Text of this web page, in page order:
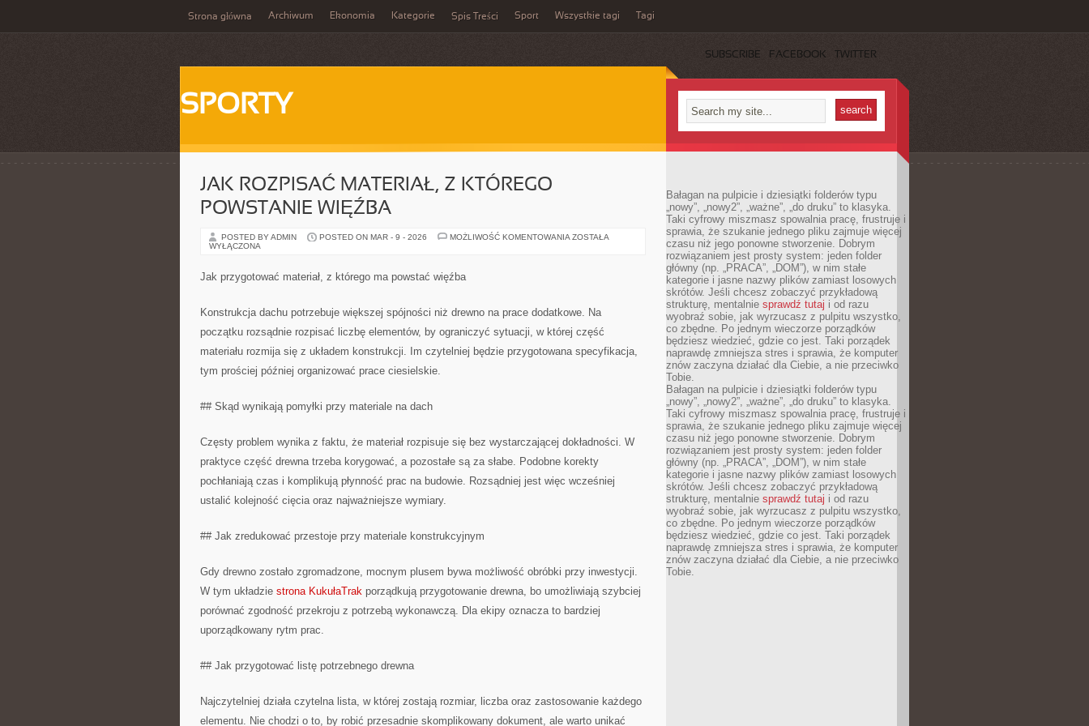
Strona główna Archiwum Ekonomia Kategorie Spis Treści Sport Wszystkie tagi Tagi
SUBSCRIBE FACEBOOK TWITTER
SPORTY
JAK ROZPISAĆ MATERIAŁ, Z KTÓREGO
POWSTANIE WIĘŹBA
POSTED BY ADMIN POSTED ON MAR - 9 - 2026 MOŻLIWOŚĆ KOMENTOWANIA JAK
ZOSTAŁA
WYŁĄCZONA
Jak przygotować materiał, z którego ma powstać więźba
Konstrukcja dachu potrzebuje większej spójności niż drewno na prace dodatkowe. Na
początku rozsądnie rozpisać liczbę elementów, by ograniczyć sytuacji, w której część
materiału rozmija się z układem konstrukcji. Im czytelniej będzie przygotowana specyfikacja,
tym prościej później organizować prace ciesielskie.
## Skąd wynikają pomyłki przy materiale na dach
Częsty problem wynika z faktu, że materiał rozpisuje się bez wystarczającej dokładności. W
praktyce część drewna trzeba korygować, a pozostałe są za słabe. Podobne korekty
pochłaniają czas i komplikują płynność prac na budowie. Rozsądniej jest więc wcześniej
ustalić kolejność cięcia oraz najważniejsze wymiary.
## Jak zredukować przestoje przy materiale konstrukcyjnym
Gdy drewno zostało zgromadzone, mocnym plusem bywa możliwość obróbki przy inwestycji.
W tym układzie strona KukułaTrak porządkują przygotowanie drewna, bo umożliwiają szybciej
porównać zgodność przekroju z potrzebą wykonawczą. Dla ekipy oznacza to bardziej
uporządkowany rytm prac.
## Jak przygotować listę potrzebnego drewna
Najczytelniej działa czytelna lista, w której zostają rozmiar, liczba oraz zastosowanie każdego
elementu. Nie chodzi o to, by robić przesadnie skomplikowany dokument, ale warto unikać
Bałagan na pulpicie i dziesiątki folderów typu
„nowy”, „nowy2”, „ważne”, „do druku” to klasyka.
Taki cyfrowy miszmasz spowalnia pracę, frustruje i
sprawia, że szukanie jednego pliku zajmuje więcej
czasu niż jego ponowne stworzenie. Dobrym
rozwiązaniem jest prosty system: jeden folder
główny (np. „PRACA”, „DOM”), w nim stałe
kategorie i jasne nazwy plików zamiast losowych
skrótów. Jeśli chcesz zobaczyć przykładową
strukturę, mentalnie sprawdź tutaj i od razu
wyobraź sobie, jak wyrzucasz z pulpitu wszystko,
co zbędne. Po jednym wieczorze porządków
będziesz wiedzieć, gdzie co jest. Taki porządek
naprawdę zmniejsza stres i sprawia, że komputer
znów zaczyna działać dla Ciebie, a nie przeciwko
Tobie.
Bałagan na pulpicie i dziesiątki folderów typu
„nowy”, „nowy2”, „ważne”, „do druku” to klasyka.
Taki cyfrowy miszmasz spowalnia pracę, frustruje i
sprawia, że szukanie jednego pliku zajmuje więcej
czasu niż jego ponowne stworzenie. Dobrym
rozwiązaniem jest prosty system: jeden folder
główny (np. „PRACA”, „DOM”), w nim stałe
kategorie i jasne nazwy plików zamiast losowych
skrótów. Jeśli chcesz zobaczyć przykładową
strukturę, mentalnie sprawdź tutaj i od razu
wyobraź sobie, jak wyrzucasz z pulpitu wszystko,
co zbędne. Po jednym wieczorze porządków
będziesz wiedzieć, gdzie co jest. Taki porządek
naprawdę zmniejsza stres i sprawia, że komputer
znów zaczyna działać dla Ciebie, a nie przeciwko
Tobie.